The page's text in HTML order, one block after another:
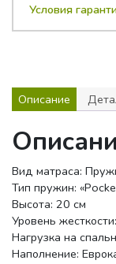
Условия
Описание
Вид матраса:
Тип пружин:
Высота: 20 см
Уровень
Нагрузка на
Наполнение: